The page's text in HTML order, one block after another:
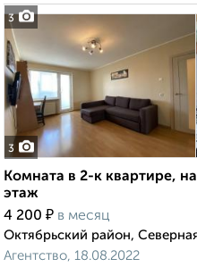
3
3
Комната в 2-к квартире,
этаж
4 200 ₽ в месяц
Октябрьский район,
Агентство, 18.08.2022